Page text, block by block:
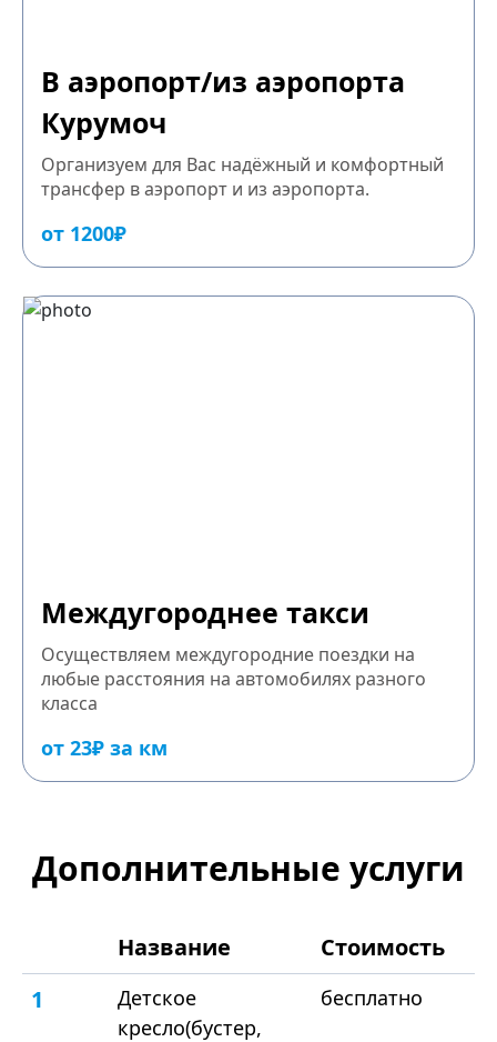
В аэропорт/из аэропорта
Курумоч
Организуем для Вас надёжный и комфортный
трансфер в аэропорт и из аэропорта.
от 1200₽
Междугороднее такси
Осуществляем междугородние поездки на
любые расстояния на автомобилях разного
класса
от 23₽ за км
Дополнительные услуги
Название
Стоимость
1
Детское
кресло(бустер,
бесплатно